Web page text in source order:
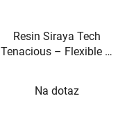
Resin Siraya Tech
Tenacious – Flexible –
Na dotaz